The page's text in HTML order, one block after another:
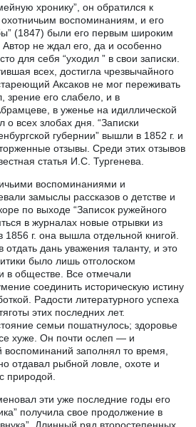
хронику”, он обратился к
воспоминаниям, и его
(1847) были его первым широким
не ждал его, да и особенно
для себя “уходил ” в свои записки.
всех, достигла чрезвычайного
Аксаков не мог переживать
зрение его слабело, и в
в уженье на идиллической
о всех злобах дня. “Записки
губернии” вышли в 1852 г. и
отзывы. Среди этих отзывов
статья И.С. Тургенева.
воспоминаниями и
замыслы рассказов о детстве и
по выходе “Записок ружейного
в журналах новые отрывки из
г. она вышла отдельной книгой.
дань уважения таланту, и это
было лишь отголоском
в обществе. Все отмечали
соединить историческую истину
Радости литературного успеха
этих последних лет.
семьи пошатнулось; здоровье
хуже. Он почти ослеп — и
воспоминаний заполнял то время,
отдавал рыбной ловле, охоте и
природой.
эти уже последние годы его
получила свое продолжение в
Длинный ряд второстепенных